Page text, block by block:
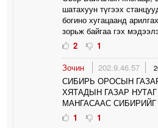
шатахуун түгээх
богино хугацаанд
зорьж байгаа гэх
2
1
Зочин
202.9.46.57
СИБИРЬ ОРОСЫН
ХЯТАДЫН ГАЗАР
МАНГАСААС
1
1